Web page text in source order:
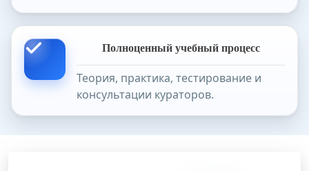
Полноценный учебный процесс
Теория, практика, тестирование и
консультации кураторов.